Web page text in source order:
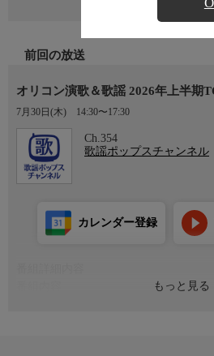
前回の放送
オリコン演歌＆歌謡 2026年上半期
7月30日(木) 14:30〜17:30
Ch.354
歌謡ポップスチャンネル
もっと見る
カレンダー登録